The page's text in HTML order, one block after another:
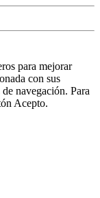
para mejorar
con sus
navegación. Para
Acepto.